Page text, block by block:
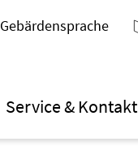
Gebärdensprache
Service & Kontakt